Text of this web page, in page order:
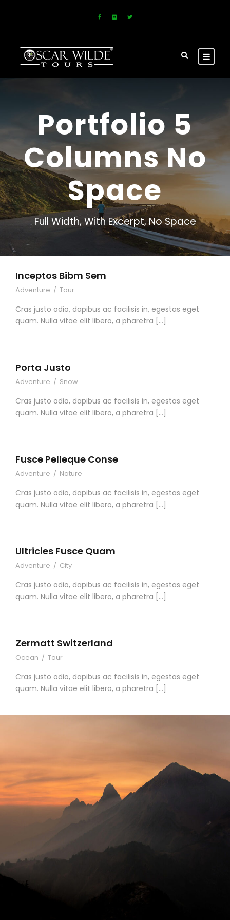
Portfolio 5
Columns No
Space
Full Width, With Excerpt, No Space
Inceptos Bibm Sem
Adventure / Tour
Cras justo odio, dapibus ac facilisis in, egestas eget
quam. Nulla vitae elit libero, a pharetra […]
Porta Justo
Adventure / Snow
Cras justo odio, dapibus ac facilisis in, egestas eget
quam. Nulla vitae elit libero, a pharetra […]
Fusce Pelleque Conse
Adventure / Nature
Cras justo odio, dapibus ac facilisis in, egestas eget
quam. Nulla vitae elit libero, a pharetra […]
Ultricies Fusce Quam
Adventure / City
Cras justo odio, dapibus ac facilisis in, egestas eget
quam. Nulla vitae elit libero, a pharetra […]
Zermatt Switzerland
Ocean / Tour
Cras justo odio, dapibus ac facilisis in, egestas eget
quam. Nulla vitae elit libero, a pharetra […]